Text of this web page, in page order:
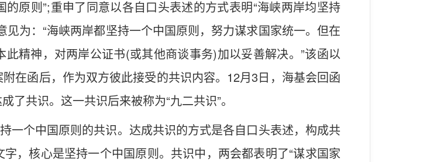
原则”;重申了同意以各自口头表述的方式表明“海峡两岸均坚持
为：“海峡两岸都坚持一个中国原则，努力谋求国家统一。但在
精神，对两岸公证书(或其他商谈事务)加以妥善解决。”该函以
在函后，作为双方彼此接受的共识内容。12月3日，海基会回函
共识。这一共识后来被称为“九二共识”。
一个中国原则的共识。达成共识的方式是各自口头表述，构成共
，核心是坚持一个中国原则。共识中，两会都表明了“谋求国家